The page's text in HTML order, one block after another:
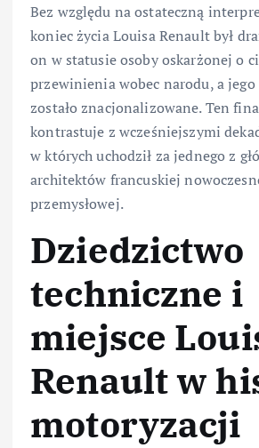
Bez względu na ostateczną
koniec życia Louisa Renault był
on w statusie osoby oskarżonej o
przewinienia wobec narodu, a
zostało znacjonalizowane. Ten
kontrastuje z wcześniejszymi
w których uchodził za jednego z
architektów francuskiej
przemysłowej.
Dziedzictwo
techniczne i
miejsce
Renault w
motoryzacji